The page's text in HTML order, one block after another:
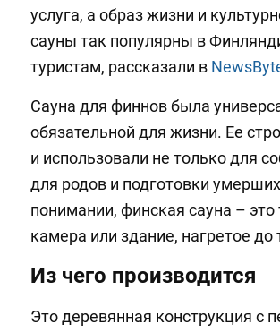
услуга, а образ жизни и
сауны так популярны в
туристам, рассказали в
Сауна для финнов была
обязательной для жизни. Ее
и использовали не только для
для родов и подготовки
понимании, финская сауна –
камера или здание, нагретое
Из чего производится
Это деревянная конструкция с